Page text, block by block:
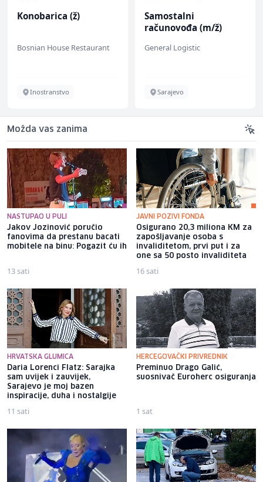
Konobarica (ž)
Bosnian House Restaurant
Inostranstvo
Samostalni
računovođa (m/ž)
General Logistic
Sarajevo
Možda vas zanima
NASTUPAO U PULI
Jakov Jozinović poručio
fanovima da prestanu bacati
mobitele na binu: Pogazit ću ih
13 sati
JAVNI POZIVI FONDA
Osigurano 20,3 miliona KM za
zapošljavanje osoba s
invaliditetom, prvi put i za
one sa 50 posto invaliditeta
16 sati
HRVATSKA GLUMICA
Daria Lorenci Flatz: Sarajka
sam uvijek i zauvijek,
Sarajevo je moj bazen
inspiracije, duha i nostalgije
11 sati
HERCEGOVAČKI PRIVREDNIK
Preminuo Drago Galić,
suosnivač Euroherc osiguranja
1 sat